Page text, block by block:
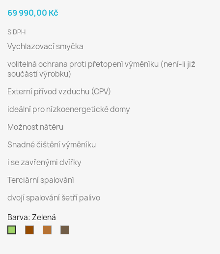
69 990,00 Kč
S DPH
Vychlazovací smyčka
volitelná ochrana proti přetopení výměníku (není-li již
součástí výrobku)
Externí přívod vzduchu (CPV)
ideální pro nízkoenergetické domy
Možnost nátěru
Snadné čištění výměníku
i se zavřenými dvířky
Terciární spalování
dvojí spalování šetří palivo
Barva: Zelená